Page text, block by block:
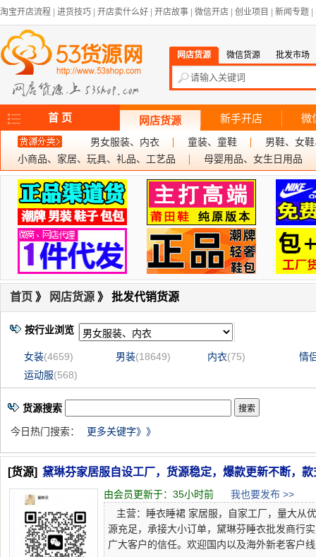
淘宝开店流程 进货技巧 开店卖什么好 开店故事 微信开店 创业项目 新闻专题
网店货源 微信货源 批发市场
首 页 网店货源 新手开店 微
男女服装、内衣 童装、童鞋
男鞋、女
小商品、家居、玩具、礼品、工艺品
母婴用品、女生日用品
首页 》 网店货源 》 批发代销货源
按行业浏览
女装(4659) 男装(18649) 内衣(75)
情
运动服(568)
货源搜索
今日热门搜索： 更多关键字》》
[货源] 黛琳芬家居服自设工厂，货源稳定，爆款更新不断，
由会员更新于： 35小时前 我也要发布 >>
主营：睡衣睡裙 家居服，自家工厂，量大从
源充足，承接大小订单，黛琳芬睡衣批发商行
广大客户的信任。欢迎国内以及海外新老客户